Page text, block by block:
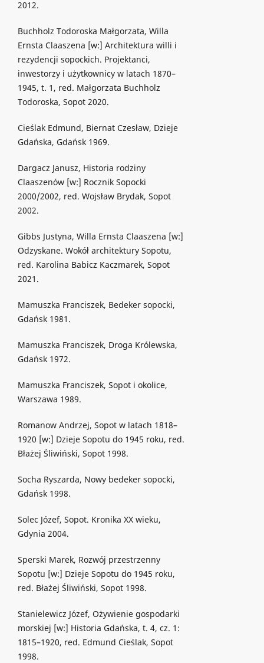
2012.
Buchholz Todoroska Małgorzata, Willa
Ernsta Claaszena [w:] Architektura willi i
rezydencji sopockich. Projektanci,
inwestorzy i użytkownicy w latach 1870–
1945, t. 1, red. Małgorzata Buchholz
Todoroska, Sopot 2020.
Cieślak Edmund, Biernat Czesław, Dzieje
Gdańska, Gdańsk 1969.
Dargacz Janusz, Historia rodziny
Claaszenów [w:] Rocznik Sopocki
2000/2002, red. Wojsław Brydak, Sopot
2002.
Gibbs Justyna, Willa Ernsta Claaszena [w:]
Odzyskane. Wokół architektury Sopotu,
red. Karolina Babicz Kaczmarek, Sopot
2021.
Mamuszka Franciszek, Bedeker sopocki,
Gdańsk 1981.
Mamuszka Franciszek, Droga Królewska,
Gdańsk 1972.
Mamuszka Franciszek, Sopot i okolice,
Warszawa 1989.
Romanow Andrzej, Sopot w latach 1818–
1920 [w:] Dzieje Sopotu do 1945 roku, red.
Błażej Śliwiński, Sopot 1998.
Socha Ryszarda, Nowy bedeker sopocki,
Gdańsk 1998.
Solec Józef, Sopot. Kronika XX wieku,
Gdynia 2004.
Sperski Marek, Rozwój przestrzenny
Sopotu [w:] Dzieje Sopotu do 1945 roku,
red. Błażej Śliwiński, Sopot 1998.
Stanielewicz Józef, Ożywienie gospodarki
morskiej [w:] Historia Gdańska, t. 4, cz. 1:
1815–1920, red. Edmund Cieślak, Sopot
1998.